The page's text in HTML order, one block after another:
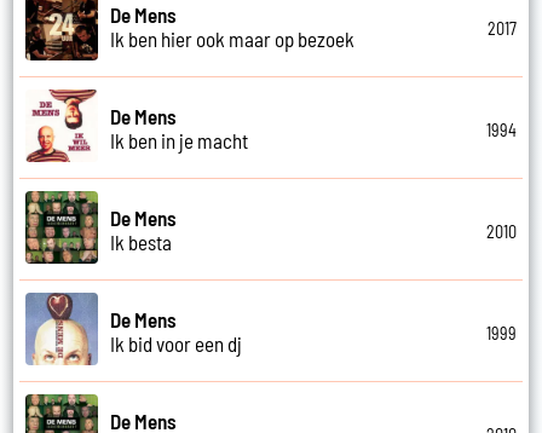
De Mens
Ik ben hier ook maar op bezoek
2017
De Mens
Ik ben in je macht
1994
De Mens
Ik besta
2010
De Mens
Ik bid voor een dj
1999
De Mens